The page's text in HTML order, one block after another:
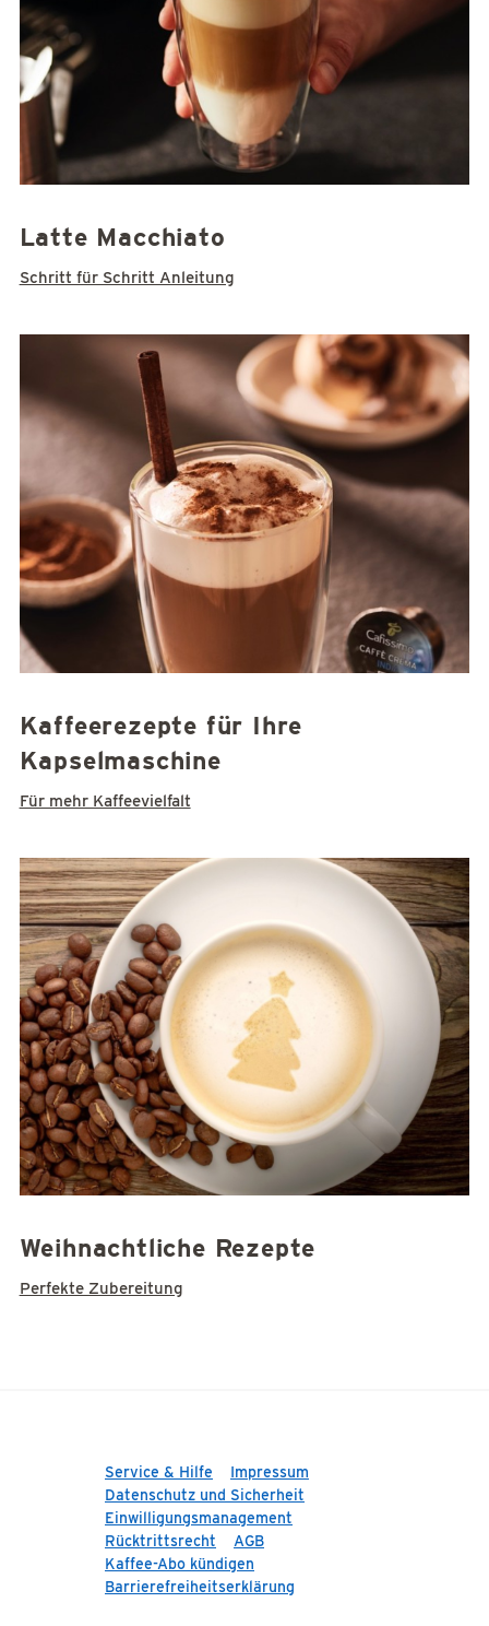
Latte Macchiato
Schritt für Schritt Anleitung
Kaffeerezepte für Ihre
Kapselmaschine
Für mehr Kaffeevielfalt
Weihnachtliche Rezepte
Perfekte Zubereitung
Service & Hilfe
Impressum
Datenschutz und Sicherheit
Einwilligungsmanagement
Rücktrittsrecht
AGB
Kaffee-Abo kündigen
Barrierefreiheitserklärung